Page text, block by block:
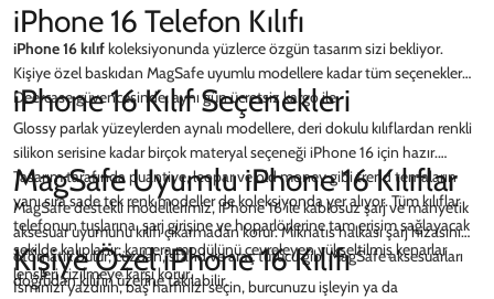
iPhone 16 Telefon Kılıfı
iPhone 16 kılıfkoleksiyonunda yüzlerce özgün tasarım sizi bekliyor.
Kişiye özel baskıdan MagSafe uyumlu modellere kadar tüm seçenekler
Deercase güvencesinde; aynı gün ücretsiz kargo ile.
iPhone 16 Kılıf Seçenekleri
Glossy parlak yüzeylerden aynalı modellere, deri dokulu kılıflardan renkli
silikon serisine kadar birçok materyal seçeneği iPhone 16 için hazır.
Tasarım tarafında puantiye, leopar ve old money gibi trend temaların
yanı sıra sade tek renk modeller de koleksiyonda yer alıyor. Tüm kılıflar
telefonun tuşlarına, şarj girişine ve hoparlörlerine tam erişim sağlayacak
şekilde kalıplanır; kamera modülünü çevreleyen yükseltilmiş kenarlar
lensleri çizilmeye karşı korur.
MagSafe Uyumlu iPhone 16 Kılıflar
MagSafe destekli modellerimiz, iPhone 16 ile kablosuz şarj ve manyetik
aksesuar uyumunu kılıfı çıkarmadan korur. Mıknatıs halkası şarj hizasını
otomatik bulur; cüzdan, stand ve araç tutucu gibi MagSafe aksesuarları
doğrudan kılıfın üzerine takılabilir.
Kişiye Özel iPhone 16 Kılıfı
İsminizi yazdırın, baş harfinizi seçin, burcunuzu işleyin ya da